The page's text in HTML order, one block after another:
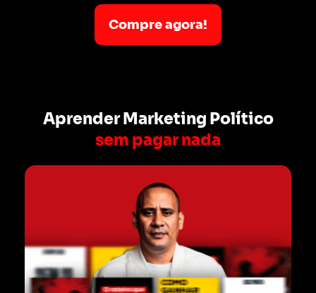
Compre agora!
Aprender Marketing Político
sem pagar nada